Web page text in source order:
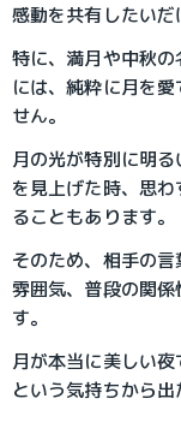
感動を共有したいだ
特に、満月や中秋
には、純粋に月を
せん。
月の光が特別に明
を見上げた時、思
ることもあります。
そのため、相手の
雰囲気、普段の関
す。
月が本当に美しい
という気持ちから出